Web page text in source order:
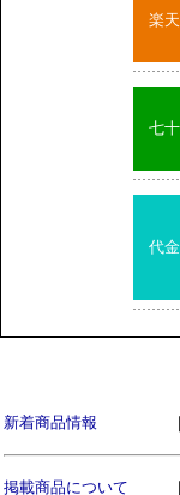
楽
七
代
新着商品情報 ｜
掲載商品について ｜